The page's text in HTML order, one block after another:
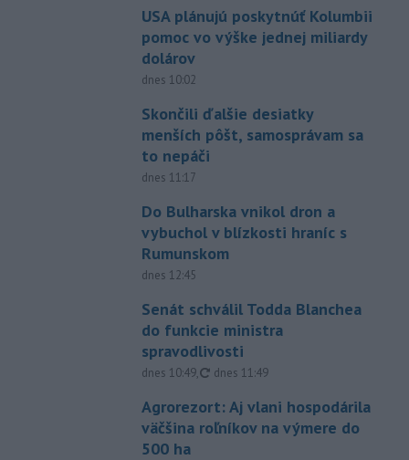
USA plánujú poskytnúť Kolumbii
pomoc vo výške jednej miliardy
dolárov
dnes 10:02
Skončili ďalšie desiatky
menších pôšt, samosprávam sa
to nepáči
dnes 11:17
Do Bulharska vnikol dron a
vybuchol v blízkosti hraníc s
Rumunskom
dnes 12:45
Senát schválil Todda Blanchea
do funkcie ministra
spravodlivosti
dnes 10:49, aktualizované
dnes 11:49
Agrorezort: Aj vlani hospodárila
väčšina roľníkov na výmere do
500 ha